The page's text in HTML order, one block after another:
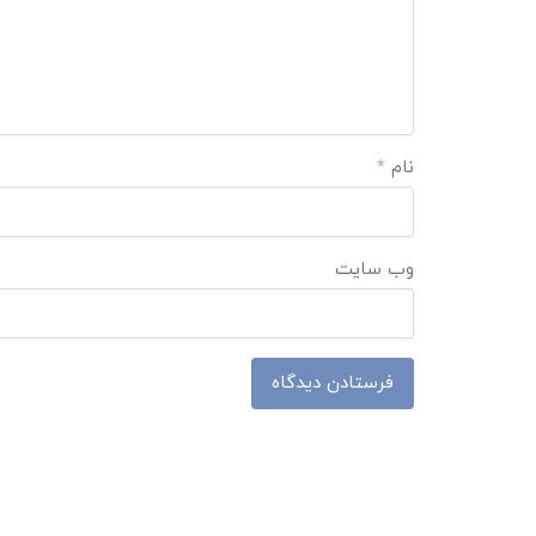
نام *
وب‌ سایت